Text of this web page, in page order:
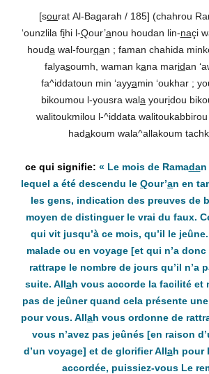
[sourat Al-Baqarah / 185] (chahrou
‘ounzlila fihi l-Qour’anou houdan lin-naçi
houda wal-fourqan ; faman chahida
falyasoumh, waman kana maridan
fa^iddatoun min ‘ayyamin ‘oukhar ;
bikoumou l-yousra wala youridou
walitoukmilou l-^iddata walitoukabbirou
hadakoum wala^allakoum
« Le mois de Ramadan
lequel a été descendu le Qour’an en
les gens, indication des preuves de
moyen de distinguer le vrai du faux.
qui vit jusqu’à ce mois, qu’il le
malade ou en voyage [et qui n’a
rattrape le nombre de jours qu’il n’a
suite. Allah vous accorde la facilité et
pas de jeûner quand cela présente
pour vous. Allah vous ordonne de
vous n’avez pas jeûnés [en raison
d’un voyage] et de glorifierAllah pour
accordée, puissiez-vous Le